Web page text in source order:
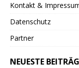
Kontakt &
Datenschutz
Partner
NEUESTE